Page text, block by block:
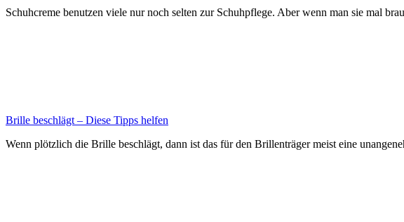
Schuhcreme benutzen viele nur noch selten zur Schuhpflege. Aber wenn man sie mal
Brille beschlägt – Diese Tipps helfen
Wenn plötzlich die Brille beschlägt, dann ist das für den Brillenträger meist eine